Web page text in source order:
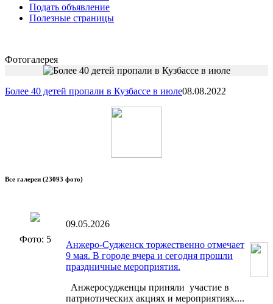
Подать объявление
Полезные страницы
Фотогалерея
Более 40 детей пропали в Кузбассе в июле08.08.2022
Все галереи (23093 фото)
Фото: 5
09.05.2026
Анжеро-Судженск торжественно отмечает
9 мая. В городе вчера и сегодня прошли
праздничные мероприятия.
Анжеросудженцы приняли участие в
патриотических акциях и мероприятиях....